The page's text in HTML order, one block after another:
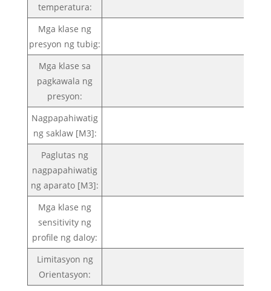
temperatura:
Mga klase ng
presyon ng tubig:
Mga klase sa
pagkawala ng
presyon:
Nagpapahiwatig
ng saklaw [M3]:
Paglutas ng
nagpapahiwatig
ng aparato [M3]:
Mga klase ng
sensitivity ng
profile ng daloy:
Limitasyon ng
Orientasyon: